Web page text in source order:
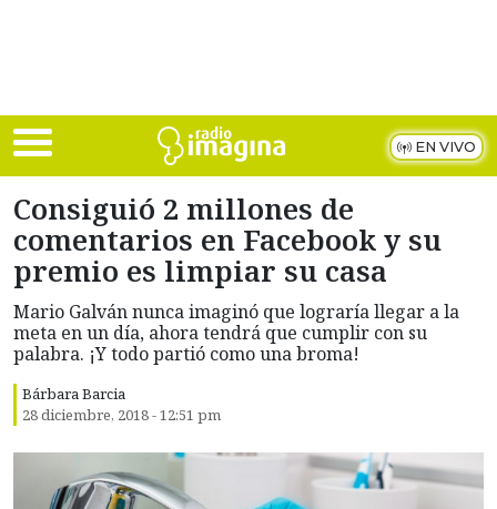
EN VIVO
Consiguió 2 millones de
comentarios en Facebook y su
premio es limpiar su casa
Mario Galván nunca imaginó que lograría llegar a la
meta en un día, ahora tendrá que cumplir con su
palabra. ¡Y todo partió como una broma!
Bárbara Barcia
28 diciembre, 2018 - 12:51 pm